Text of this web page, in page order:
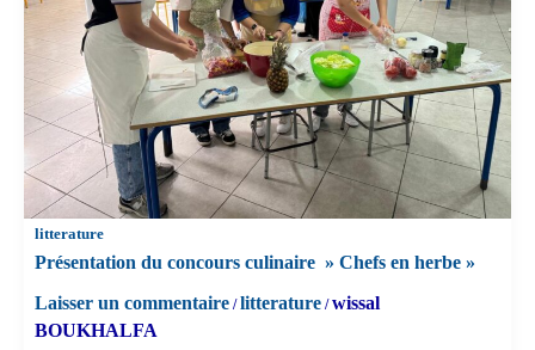
litterature
Présentation du concours culinaire » Chefs en herbe »
Laisser un commentaire /litterature /wissal
BOUKHALFA